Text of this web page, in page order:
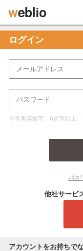
ログイン
※半角英数字、6文字以上
パス
他社サービ
アカウントをお持ちで